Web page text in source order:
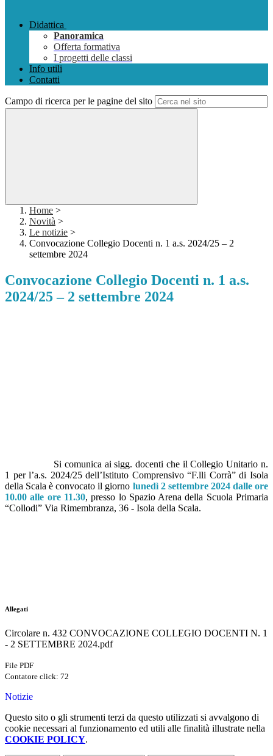
Didattica
Panoramica
Offerta formativa
I progetti delle classi
Info utili
Contatti
Campo di ricerca per le pagine del sito
Home >
Novità >
Le notizie >
Convocazione Collegio Docenti n. 1 a.s. 2024/25 – 2
settembre 2024
Convocazione Collegio Docenti n. 1 a.s.
2024/25 – 2 settembre 2024
Si comunica ai sigg. docenti che il Collegio Unitario n.
1 per l’a.s. 2024/25 dell’Istituto Comprensivo “F.lli Corrà” di Isola
della Scala è convocato il giorno lunedì 2 settembre 2024 dalle ore
10.00 alle ore 11.30, presso lo Spazio Arena della Scuola Primaria
“Collodi” Via Rimembranza, 36 - Isola della Scala.
Allegati
Circolare n. 432 CONVOCAZIONE COLLEGIO DOCENTI N. 1
- 2 SETTEMBRE 2024.pdf
File PDF
Contatore click: 72
Notizie
Questo sito o gli strumenti terzi da questo utilizzati si avvalgono di
cookie necessari al funzionamento ed utili alle finalità illustrate nella
COOKIE POLICY.